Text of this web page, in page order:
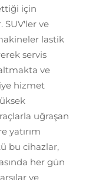
için
SUV'ler ve
lastik
servis
ve
hizmet
uğraşan
yatırım
bu cihazlar,
her gün
ve